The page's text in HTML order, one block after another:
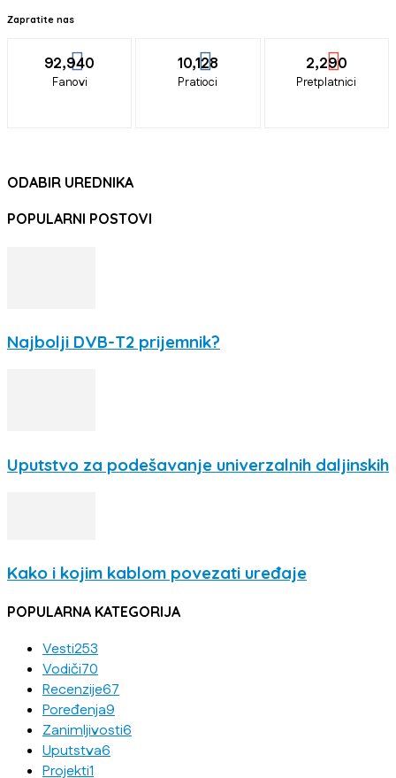
Zapratite nas
92,940
Fanovi
10,128
Pratioci
2,290
Pretplatnici
ODABIR UREDNIKA
POPULARNI POSTOVI
Najbolji DVB-T2 prijemnik?
Uputstvo za podešavanje univerzalnih daljinskih
Kako i kojim kablom povezati uređaje
POPULARNA KATEGORIJA
Vesti253
Vodiči70
Recenzije67
Poređenja9
Zanimljivosti6
Uputstva6
Projekti1